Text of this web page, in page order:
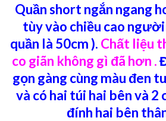
Quần short ngắn ngang
tùy vào chiều cao người
quần là 50cm ). Chất liệu
co giãn không gì đã hơn .
gọn gàng cùng màu đen
và có hai túi hai bên và 2
đính hai bên